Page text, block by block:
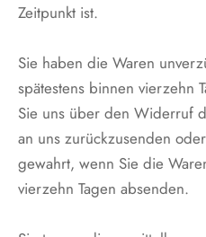
Zeitpunkt ist.
Sie haben die Waren
spätestens binnen vierzehn
Sie uns über den Widerruf
an uns zurückzusenden
gewahrt, wenn Sie die
vierzehn Tagen absenden.